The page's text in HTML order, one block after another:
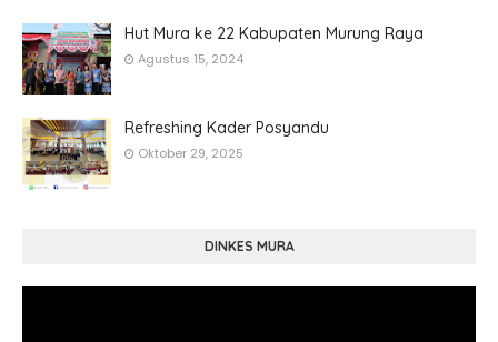
Hut Mura ke 22 Kabupaten Murung Raya
Agustus 15, 2024
Refreshing Kader Posyandu
Oktober 29, 2025
DINKES MURA